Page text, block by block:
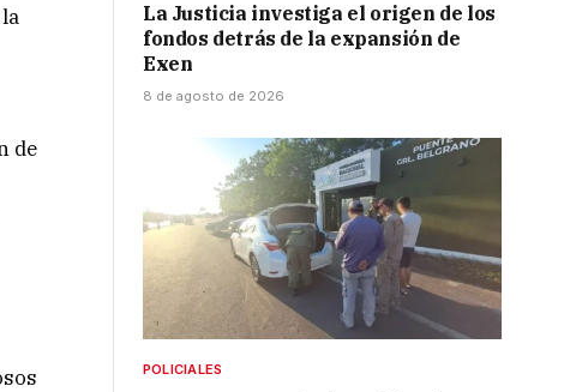
de
La Justicia investiga el origen de los
fondos detrás de la expansión de
Exen
8 de agosto de 2026
POLICIALES